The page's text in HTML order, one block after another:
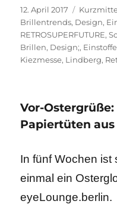
Veröffentlicht
am
12. April 2017 Format
Brillentrends, Design,
RETROSUPERFUTURE,
Brillen, Design;,
Kiezmesse, Lindberg,
Vor-
Papiertüten
In fünf Wochen ist
einmal ein
eyeLounge.berlin.